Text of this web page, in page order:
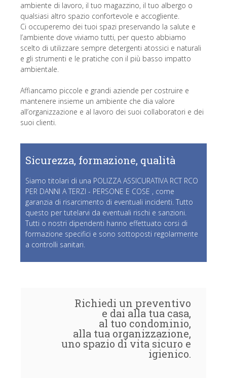
ambiente di lavoro, il tuo magazzino, il tuo albergo o
qualsiasi altro spazio confortevole e accogliente.
Ci occuperemo dei tuoi spazi preservando la salute e
l’ambiente dove viviamo tutti, per questo abbiamo
scelto di utilizzare sempre detergenti atossici e naturali
e gli strumenti e le pratiche con il più basso impatto
ambientale.
Affiancamo piccole e grandi aziende per costruire e
mantenere insieme un ambiente che dia valore
all’organizzazione e al lavoro dei suoi collaboratori e dei
suoi clienti.
Sicurezza, formazione, qualità
Siamo titolari di una POLIZZA ASSICURATIVA RCT RCO
PER DANNI A TERZI - PERSONE E COSE , come
garanzia di risarcimento di eventuali incidenti. Tutto
questo per tutelarvi da eventuali rischi e sanzioni.
Tutti o nostri dipendenti hanno effettuato corsi di
formazione specifici e sono sottoposti regolarmente
a controlli sanitari.
Richiedi un preventivo
e dai alla tua casa,
al tuo condominio,
alla tua organizzazione,
uno spazio di vita sicuro e
igienico.